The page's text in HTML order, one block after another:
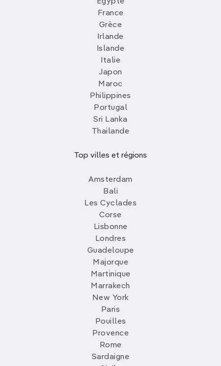
France
Grèce
Irlande
Islande
Italie
Japon
Maroc
Philippines
Portugal
Sri Lanka
Thailande
Top villes et régions
Amsterdam
Bali
Les Cyclades
Corse
Lisbonne
Londres
Guadeloupe
Majorque
Martinique
Marrakech
New York
Paris
Pouilles
Provence
Rome
Sardaigne